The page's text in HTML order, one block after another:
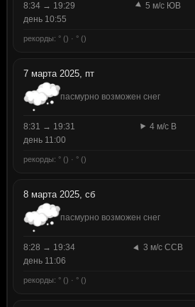
8:34 → 19:29
5 м/с ЮВ
день 10:55
рекорды: ° () · ° ()
7 марта 2025, пт
пасмурно возможен снег
8:31 → 19:31
4 м/с В
день 11:00
рекорды: ° () · ° ()
8 марта 2025, сб
пасмурно возможен снег
8:28 → 19:34
3 м/с ССВ
день 11:06
рекорды: ° () · ° ()